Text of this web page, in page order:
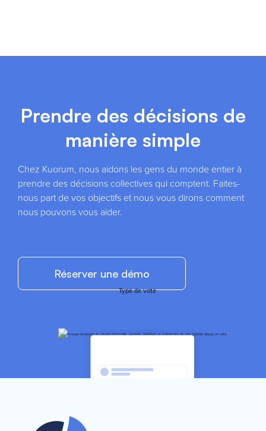
Prendre des décisions de
manière simple
Chez Kuorum, nous aidons les gens du monde entier à
prendre des décisions collectives qui comptent. Faites-
nous part de vos objectifs et nous vous dirons comment
nous pouvons vous aider.
Réserver une démo
Type de vote